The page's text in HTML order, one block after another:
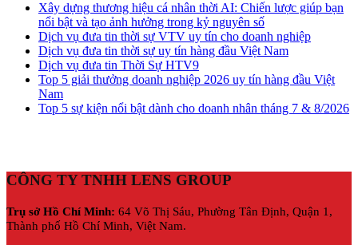
Xây dựng thương hiệu cá nhân thời AI: Chiến lược giúp bạn
nổi bật và tạo ảnh hưởng trong kỷ nguyên số
Dịch vụ đưa tin thời sự VTV uy tín cho doanh nghiệp
Dịch vụ đưa tin thời sự uy tín hàng đầu Việt Nam
Dịch vụ đưa tin Thời Sự HTV9
Top 5 giải thưởng doanh nghiệp 2026 uy tín hàng đầu Việt
Nam
Top 5 sự kiện nổi bật dành cho doanh nhân tháng 7 & 8/2026
CÔNG TY TNHH LENS GROUP
Trụ sở Hồ Chí Minh: 64 Võ Thị Sáu, Phường Tân Định, Quận 1,
Thành phố Hồ Chí Minh, Việt Nam.